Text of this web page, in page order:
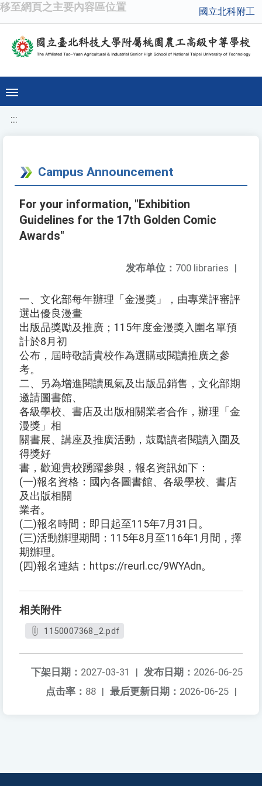
移至網頁之主要內容區位置 國立北科附工
:::
Campus Announcement
For your information, "Exhibition
Guidelines for the 17th Golden Comic
Awards"
发布单位： 700 libraries |
一、文化部每年辦理「金漫獎」，由專業評審評
選出優良漫畫
出版品獎勵及推廣；115年度金漫獎入圍名單預
計於8月初
公布，屆時敬請貴校作為選購或閱讀推廣之參
考。
二、另為增進閱讀風氣及出版品銷售，文化部期
邀請圖書館、
各級學校、書店及出版相關業者合作，辦理「金
漫獎」相
關書展、講座及推廣活動，鼓勵讀者閱讀入圍及
得獎好
書，歡迎貴校踴躍參與，報名資訊如下：
(一)報名資格：國內各圖書館、各級學校、書店
及出版相關
業者。
(二)報名時間：即日起至115年7月31日。
(三)活動辦理期間：115年8月至116年1月間，擇
期辦理。
(四)報名連結：https://reurl.cc/9WYAdn。
相关附件
1150007368_2.pdf
发布日期： 2026-06-25
下架日期： 2027-03-31
|
最后更新日期： 2026-06-25 |
点击率： 88 |